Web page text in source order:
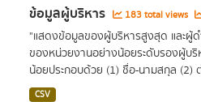
ข้อมูลผู้บริหาร 183 total views
"แสดงข้อมูลของผู้บริหารสูงสุด และผู้
ของหน่วยงานอย่างน้อยระดับรองผู้บ
น้อยประกอบด้วย (1) ชื่อ-นามสกุล (2)
CSV